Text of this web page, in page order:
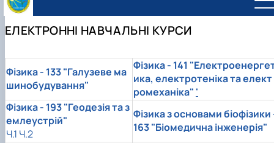
ОСВІТНЯ ДІЯЛЬНІСТЬ
Електронні навчальні курси
Дисципліни, які викладаються на кафедрі
Навчальні лабораторії
ЕЛЕКТРОННІ НАВЧАЛЬНІ КУРСИ
Фізика - 133 "Галузеве ма
шинобудування"
Фізика - 141
ика, електротеніка та елект
ромеханіка" '
Фізика - 193 "Геодезія та з
емлеустрій"
Ч.1 Ч.2
Фізика з основами біофізики
163 "Біомедична інженерія"